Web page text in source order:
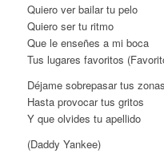
Quiero ver bailar tu pelo
Quiero ser tu ritmo
Que le enseñes a mi boca
Tus lugares favoritos
Déjame sobrepasar tus
Hasta provocar tus gritos
Y que olvides tu apellido
(Daddy Yankee)